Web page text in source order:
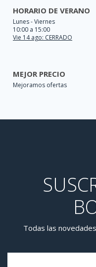
HORARIO DE VERANO
Lunes - Viernes
10:00 a 15:00
Vie 14 ago: CERRADO
MEJOR PRECIO
Mejoramos ofertas
Todas las